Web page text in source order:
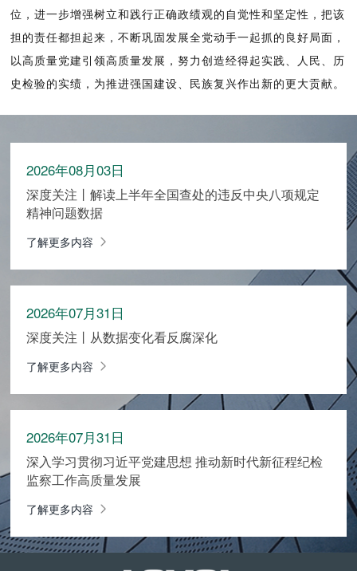
位，进一步增强树立和践行正确政绩观的自觉性和坚定性，把该
担的责任都担起来，不断巩固发展全党动手一起抓的良好局面，
以高质量党建引领高质量发展，努力创造经得起实践、人民、历
史检验的实绩，为推进强国建设、民族复兴作出新的更大贡献。
2026年08月03日
深度关注丨解读上半年全国查处的违反中央八项规定
精神问题数据
了解更多内容
2026年07月31日
深度关注丨从数据变化看反腐深化
了解更多内容
2026年07月31日
深入学习贯彻习近平党建思想 推动新时代新征程纪检
监察工作高质量发展
了解更多内容